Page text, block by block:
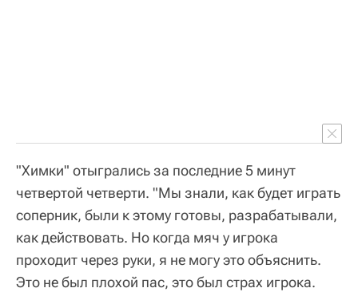
"Химки" отыгрались за последние 5 минут
четвертой четверти. "Мы знали, как будет играть
соперник, были к этому готовы, разрабатывали,
как действовать. Но когда мяч у игрока
проходит через руки, я не могу это объяснить.
Это не был плохой пас, это был страх игрока.